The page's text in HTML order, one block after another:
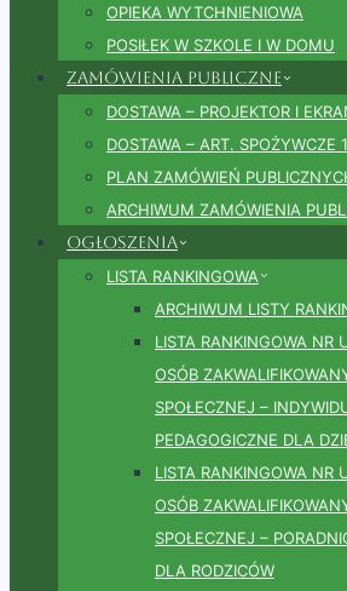
OPIEKA WYTCHNIENIOWA
POSIŁEK W SZKOLE I W DOMU
Zamówienia publiczne
DOSTAWA – PROJEKTOR I
DOSTAWA – ART.
PLAN ZAMÓWIEŃ
ARCHIWUM ZAMÓWIENIA
Ogłoszenia
LISTA RANKINGOWA
ARCHIWUM LISTY
LISTA RANKINGOWA NR
OSÓB
SPOŁECZNEJ –
PEDAGOGICZNE DLA
LISTA RANKINGOWA NR
OSÓB
SPOŁECZNEJ –
DLA RODZICÓW